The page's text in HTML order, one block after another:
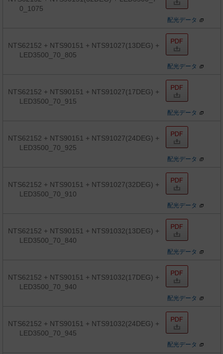
0_1075
配光データ
NTS62152 + NTS90151 + NTS91027(13DEG) +
LED3500_70_805
配光データ
NTS62152 + NTS90151 + NTS91027(17DEG) +
LED3500_70_915
配光データ
NTS62152 + NTS90151 + NTS91027(24DEG) +
LED3500_70_925
配光データ
NTS62152 + NTS90151 + NTS91027(32DEG) +
LED3500_70_910
配光データ
NTS62152 + NTS90151 + NTS91032(13DEG) +
LED3500_70_840
配光データ
NTS62152 + NTS90151 + NTS91032(17DEG) +
LED3500_70_940
配光データ
NTS62152 + NTS90151 + NTS91032(24DEG) +
LED3500_70_945
配光データ